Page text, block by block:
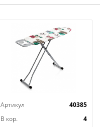
Артикул
40385
В кор.
4